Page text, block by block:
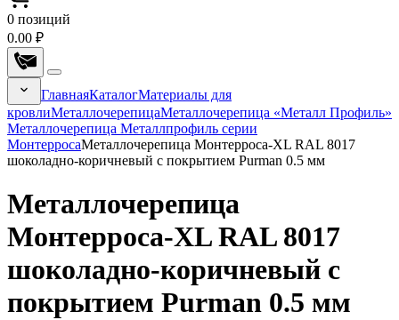
0 позиций
0.00 ₽
ГлавнаяКаталогМатериалы для
кровлиМеталлочерепицаМеталлочерепица «Металл Профиль»
Металлочерепица Металлпрофиль серии
МонтерросаМеталлочерепица Монтерроса-XL RAL 8017
шоколадно-коричневый с покрытием Purman 0.5 мм
Металлочерепица
Монтерроса-XL RAL 8017
шоколадно-коричневый с
покрытием Purman 0.5 мм